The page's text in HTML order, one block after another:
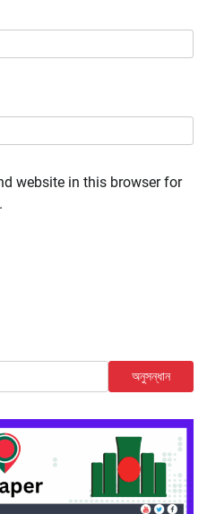
website in this browser for
অনুসন্ধান